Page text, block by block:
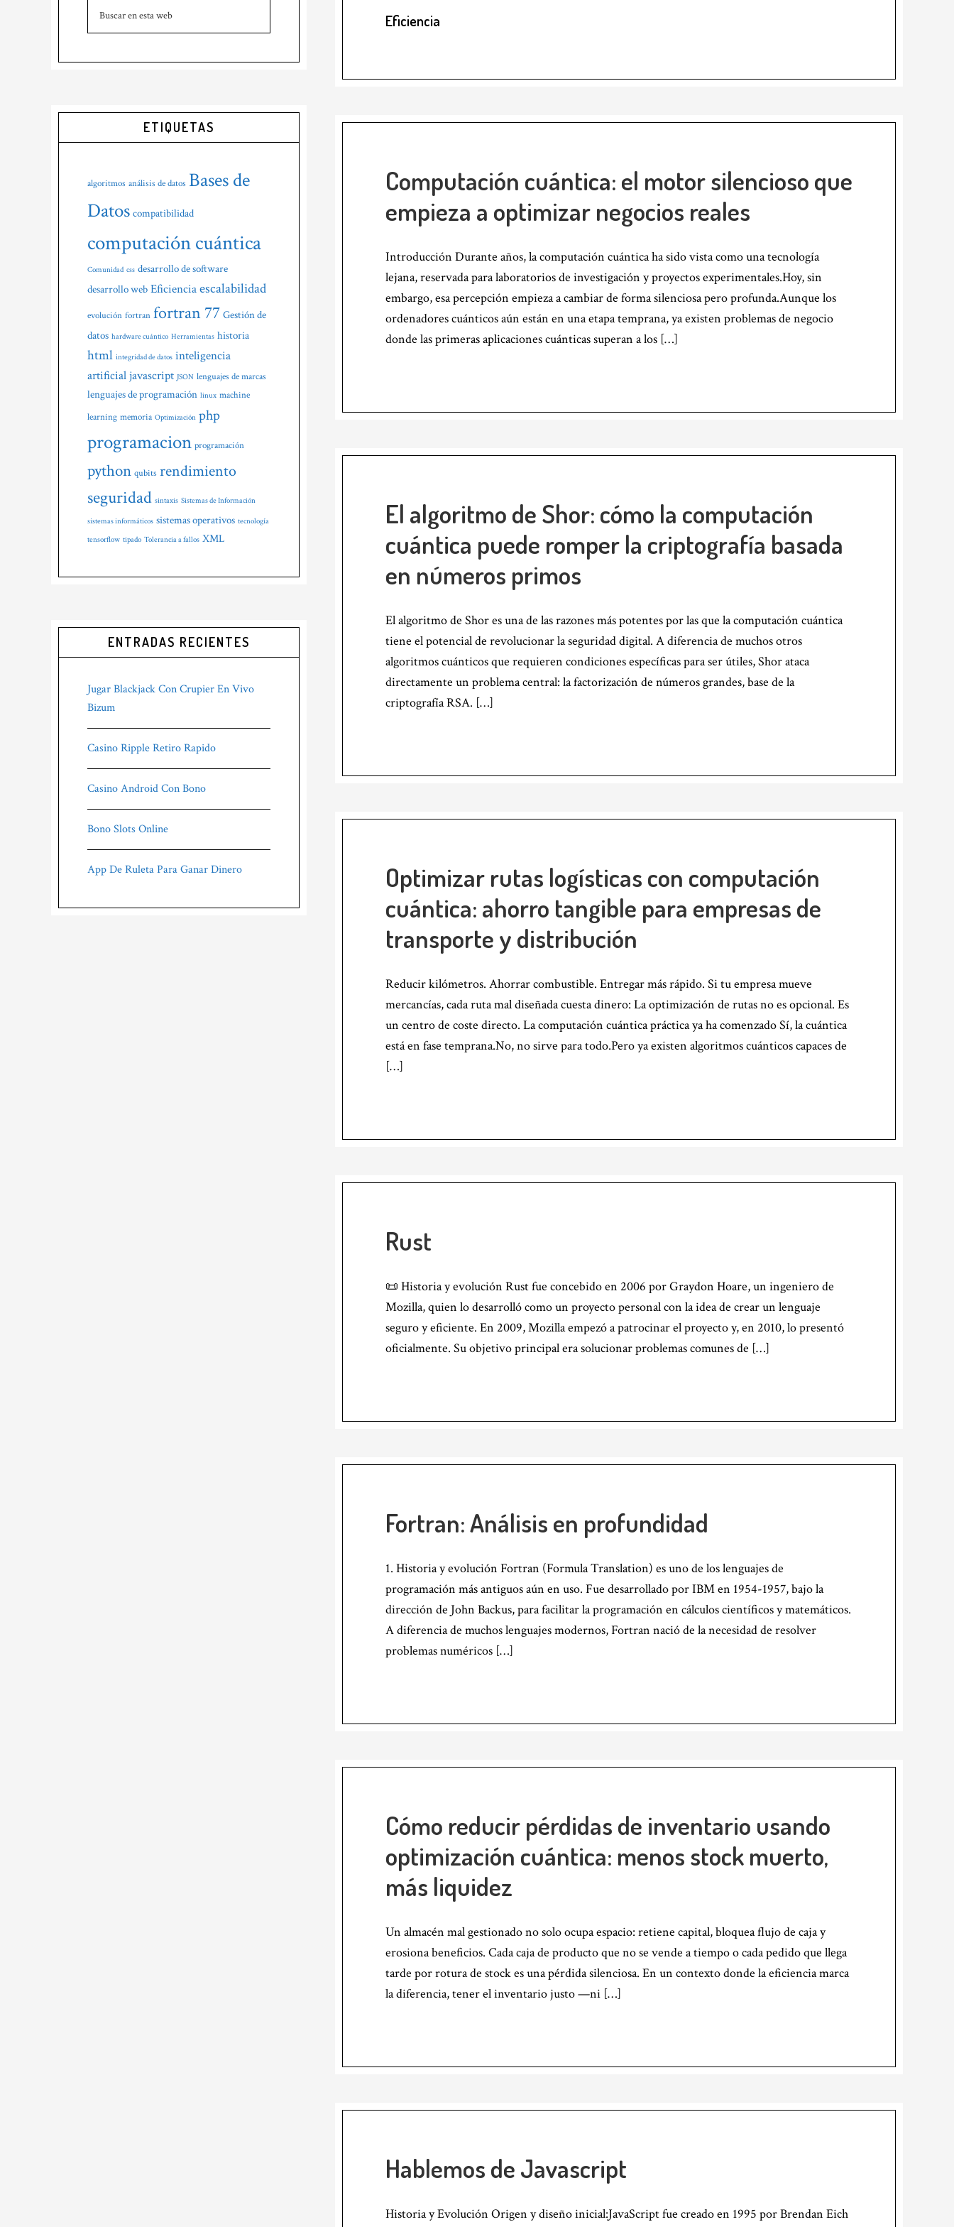
Eficiencia
Computación cuántica: el motor silencioso que
empieza a optimizar negocios reales
Introducción Durante años, la computación cuántica ha sido vista como una tecnología
lejana, reservada para laboratorios de investigación y proyectos experimentales.Hoy, sin
embargo, esa percepción empieza a cambiar de forma silenciosa pero profunda.Aunque los
ordenadores cuánticos aún están en una etapa temprana, ya existen problemas de negocio
donde las primeras aplicaciones cuánticas superan a los […]
El algoritmo de Shor: cómo la computación
cuántica puede romper la criptografía basada
en números primos
El algoritmo de Shor es una de las razones más potentes por las que la computación cuántica
tiene el potencial de revolucionar la seguridad digital. A diferencia de muchos otros
algoritmos cuánticos que requieren condiciones específicas para ser útiles, Shor ataca
directamente un problema central: la factorización de números grandes, base de la
criptografía RSA. […]
Optimizar rutas logísticas con computación
cuántica: ahorro tangible para empresas de
transporte y distribución
Reducir kilómetros. Ahorrar combustible. Entregar más rápido. Si tu empresa mueve
mercancías, cada ruta mal diseñada cuesta dinero: La optimización de rutas no es opcional. Es
un centro de coste directo. La computación cuántica práctica ya ha comenzado Sí, la cuántica
está en fase temprana.No, no sirve para todo.Pero ya existen algoritmos cuánticos capaces de
[…]
Rust
📜 Historia y evolución Rust fue concebido en 2006 por Graydon Hoare, un ingeniero de
Mozilla, quien lo desarrolló como un proyecto personal con la idea de crear un lenguaje
seguro y eficiente. En 2009, Mozilla empezó a patrocinar el proyecto y, en 2010, lo presentó
oficialmente. Su objetivo principal era solucionar problemas comunes de […]
Fortran: Análisis en profundidad
1. Historia y evolución Fortran (Formula Translation) es uno de los lenguajes de
programación más antiguos aún en uso. Fue desarrollado por IBM en 1954-1957, bajo la
dirección de John Backus, para facilitar la programación en cálculos científicos y matemáticos.
A diferencia de muchos lenguajes modernos, Fortran nació de la necesidad de resolver
problemas numéricos […]
Cómo reducir pérdidas de inventario usando
optimización cuántica: menos stock muerto,
más liquidez
Un almacén mal gestionado no solo ocupa espacio: retiene capital, bloquea flujo de caja y
erosiona beneficios. Cada caja de producto que no se vende a tiempo o cada pedido que llega
tarde por rotura de stock es una pérdida silenciosa. En un contexto donde la eficiencia marca
la diferencia, tener el inventario justo —ni […]
Hablemos de Javascript
Historia y Evolución Origen y diseño inicial:JavaScript fue creado en 1995 por Brendan Eich
principal
web
ETIQUETAS
algoritmos análisis de datos Bases de
Datos compatibilidad
computación cuántica
Comunidad css desarrollo de software
desarrollo web Eficienciaescalabilidad
evolución fortran fortran 77 Gestión de
datos hardware cuántico Herramientas historia
html integridad de datos inteligencia
artificialjavascript JSON lenguajes de marcas
lenguajes de programación linux machine
learning memoria Optimización php
programacion programación
python qubits rendimiento
seguridad sintaxis Sistemas de Información
sistemas informáticos sistemas operativos tecnología
tensorflow tipado Tolerancia a fallos XML
ENTRADAS RECIENTES
Jugar Blackjack Con Crupier En Vivo
Bizum
Casino Ripple Retiro Rapido
Casino Android Con Bono
Bono Slots Online
App De Ruleta Para Ganar Dinero